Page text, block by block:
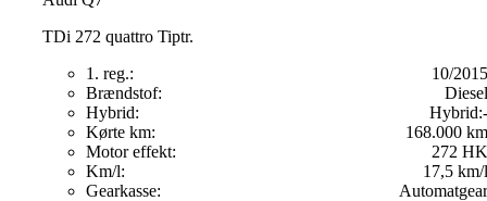
TDi 272 quattro Tiptr.
1. reg.:
10/2015
Brændstof:
Diesel
Hybrid:
Hybrid:-
Kørte km:
168.000 km
Motor effekt:
272 HK
Km/l:
17,5 km/l
Gearkasse:
Automatgear